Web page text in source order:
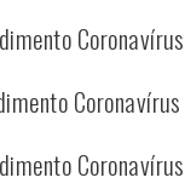
Coronavírus
Coronavírus
Coronavírus